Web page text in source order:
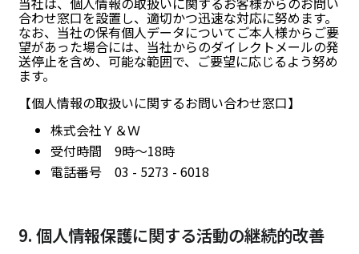
合わせ窓口を設置し、適切かつ迅速な対応に努めます。
なお、当社の保有個人データについてご本人様からご要
望があった場合には、当社からのダイレクトメールの発
送停止を含め、可能な範囲で、ご要望に応じるよう努め
ます。
【個人情報の取扱いに関するお問い合わせ窓口】
株式会社Ｙ＆Ｗ
受付時間 9時～18時
電話番号 03 - 5273 - 6018
9. 個人情報保護に関する活動の継続的改善